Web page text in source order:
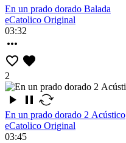
En un prado dorado Balada
eCatolico Original
03:32
2
En un prado dorado 2 Acústico
eCatolico Original
03:45